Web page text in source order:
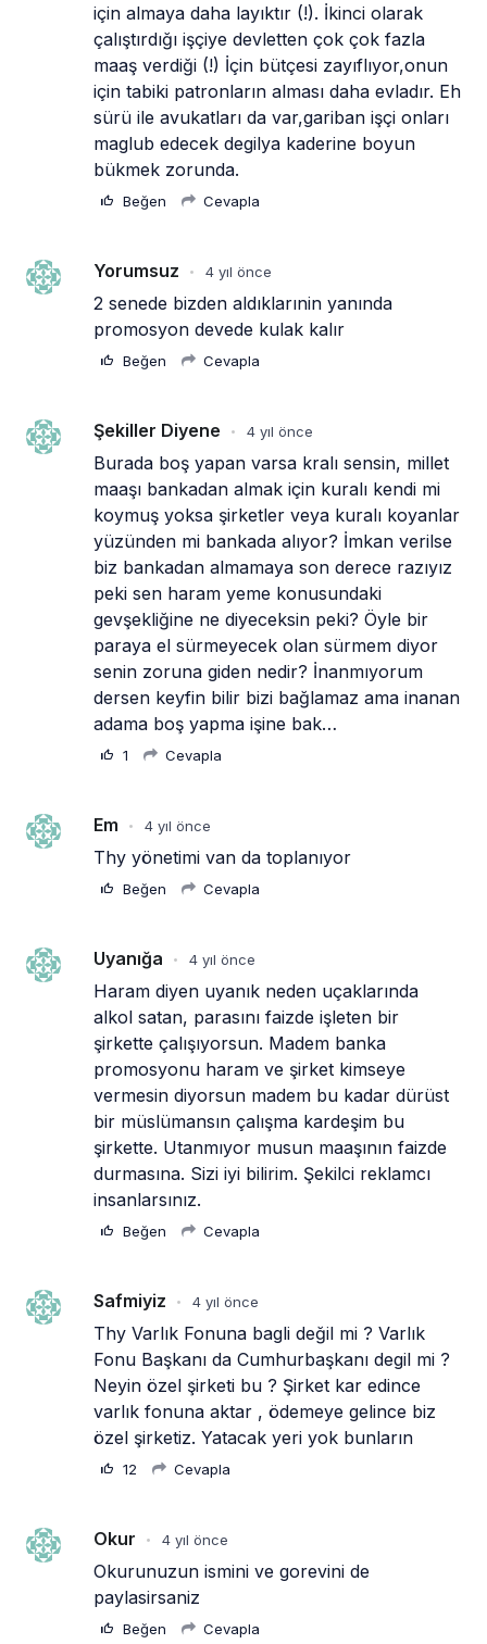
için almaya daha layıktır (!). İkinci olarak
çalıştırdığı işçiye devletten çok çok fazla
maaş verdiği (!) İçin bütçesi zayıflıyor,onun
için tabiki patronların alması daha evladır. Eh
sürü ile avukatları da var,gariban işçi onları
maglub edecek degilya kaderine boyun
bükmek zorunda.
Beğen Cevapla
Yorumsuz • 4 yıl önce
2 senede bizden aldıklarınin yanında
promosyon devede kulak kalır
Beğen Cevapla
Şekiller Diyene • 4 yıl önce
Burada boş yapan varsa kralı sensin, millet
maaşı bankadan almak için kuralı kendi mi
koymuş yoksa şirketler veya kuralı koyanlar
yüzünden mi bankada alıyor? İmkan verilse
biz bankadan almamaya son derece razıyız
peki sen haram yeme konusundaki
gevşekliğine ne diyeceksin peki? Öyle bir
paraya el sürmeyecek olan sürmem diyor
senin zoruna giden nedir? İnanmıyorum
dersen keyfin bilir bizi bağlamaz ama inanan
adama boş yapma işine bak…
1 Cevapla
Em • 4 yıl önce
Thy yönetimi van da toplanıyor
Beğen Cevapla
Uyanığa • 4 yıl önce
Haram diyen uyanık neden uçaklarında
alkol satan, parasını faizde işleten bir
şirkette çalışıyorsun. Madem banka
promosyonu haram ve şirket kimseye
vermesin diyorsun madem bu kadar dürüst
bir müslümansın çalışma kardeşim bu
şirkette. Utanmıyor musun maaşının faizde
durmasına. Sizi iyi bilirim. Şekilci reklamcı
insanlarsınız.
Beğen Cevapla
Safmiyiz • 4 yıl önce
Thy Varlık Fonuna bagli değil mi ? Varlık
Fonu Başkanı da Cumhurbaşkanı degil mi ?
Neyin özel şirketi bu ? Şirket kar edince
varlık fonuna aktar , ödemeye gelince biz
özel şirketiz. Yatacak yeri yok bunların
12 Cevapla
Okur • 4 yıl önce
Okurunuzun ismini ve gorevini de
paylasirsaniz
Beğen Cevapla